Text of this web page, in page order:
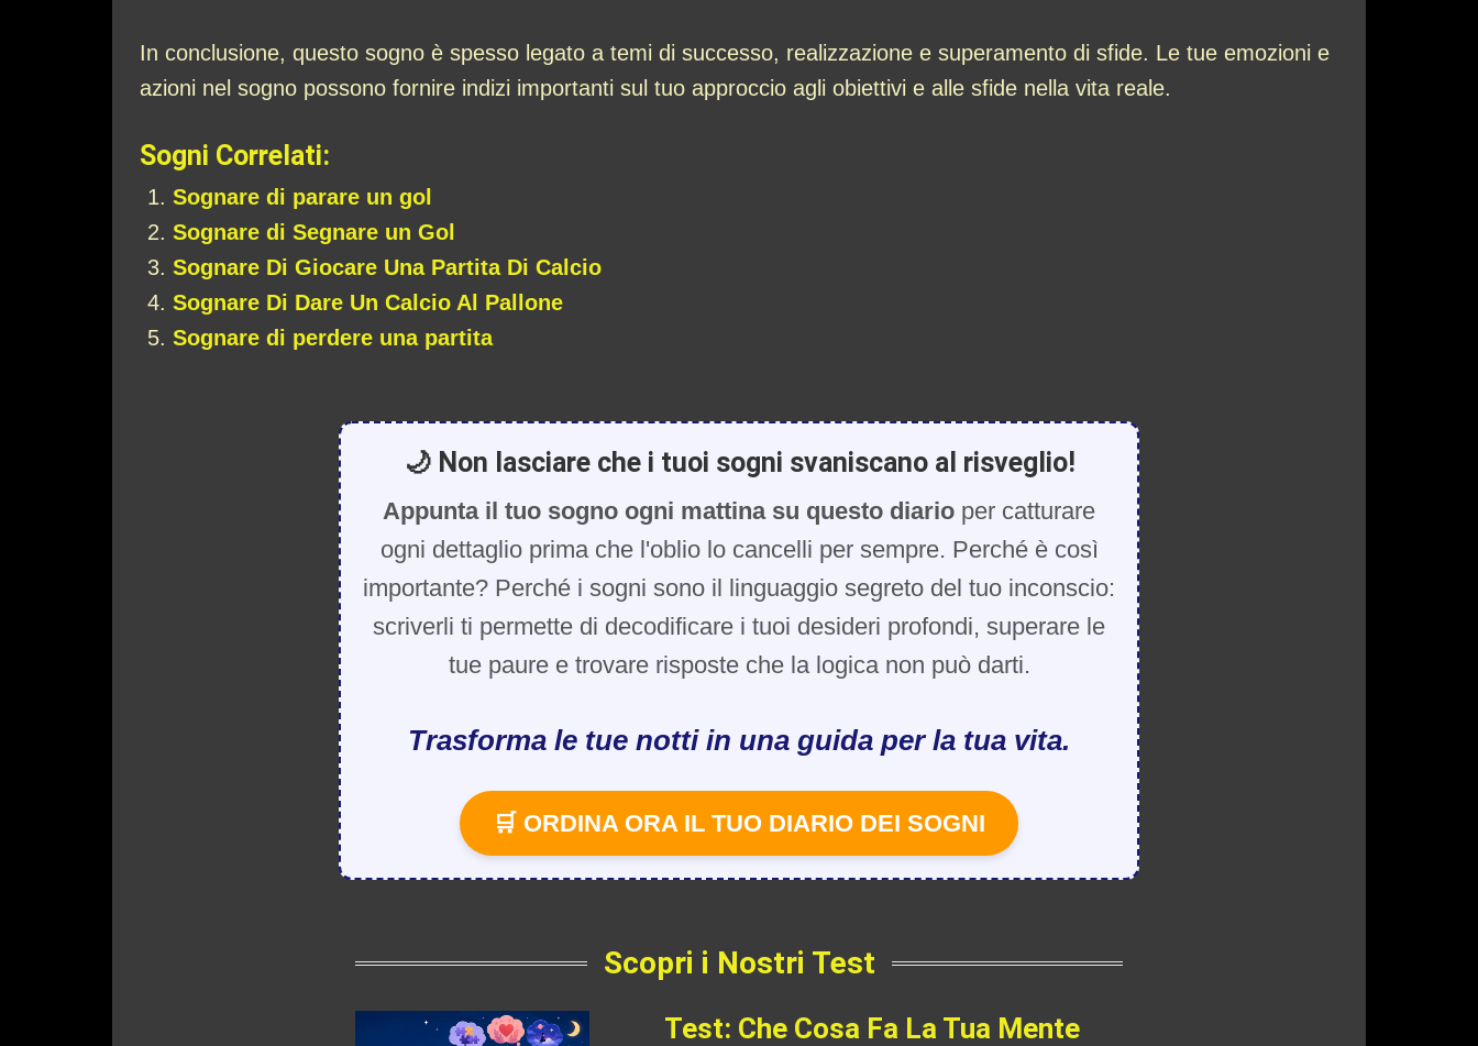
In conclusione, questo sogno è spesso legato a temi di successo, realizzazione e superamento di sfide. Le tue emozioni e
azioni nel sogno possono fornire indizi importanti sul tuo approccio agli obiettivi e alle sfide nella vita reale.
Sogni Correlati:
Sognare di parare un gol
Sognare di Segnare un Gol
Sognare Di Giocare Una Partita Di Calcio
Sognare Di Dare Un Calcio Al Pallone
Sognare di perdere una partita
🌙 Non lasciare che i tuoi sogni svaniscano al risveglio!
Appunta il tuo sogno ogni mattina su questo diario per catturare
ogni dettaglio prima che l'oblio lo cancelli per sempre. Perché è così
importante? Perché i sogni sono il linguaggio segreto del tuo inconscio:
scriverli ti permette di decodificare i tuoi desideri profondi, superare le
tue paure e trovare risposte che la logica non può darti.
Trasforma le tue notti in una guida per la tua vita.
🛒 ORDINA ORA IL TUO DIARIO DEI SOGNI
Scopri i Nostri Test
Test: Che Cosa Fa La Tua Mente